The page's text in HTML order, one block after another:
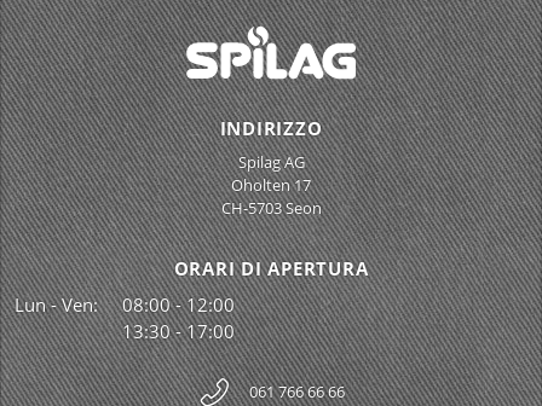
INDIRIZZO
Spilag AG
Oholten 17
CH-5703 Seon
ORARI DI APERTURA
Lun - Ven:
08:00 - 12:00
13:30 - 17:00
061 766 66 66